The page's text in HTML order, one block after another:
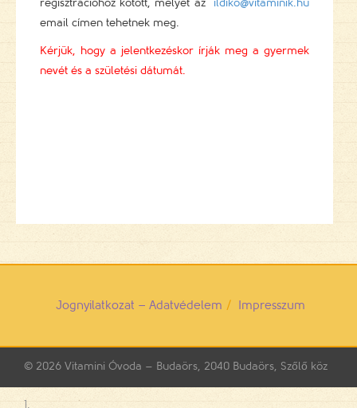
regisztrációhoz kötött, melyet az ildiko@vitaminik.hu
email címen tehetnek meg.
Kérjük, hogy a jelentkezéskor írják meg a gyermek
nevét és a születési dátumát.
Jognyilatkozat – Adatvédelem Impresszum
© 2026 Vitamini Óvoda – Budaörs, 2040 Budaörs, Szőlő köz
1.